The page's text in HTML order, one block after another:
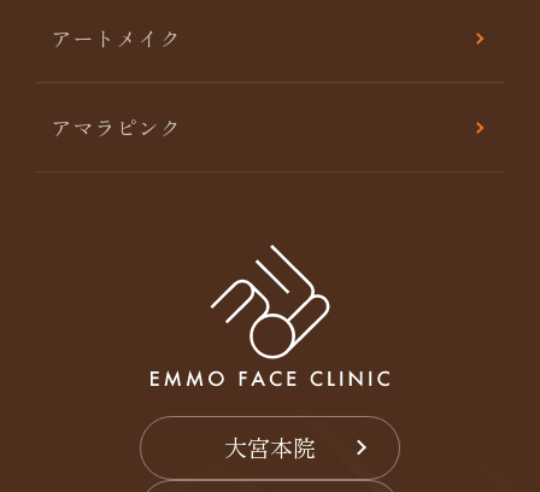
アートメイク
アマラピンク
大宮本院